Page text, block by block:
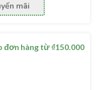
mãi
đơn hàng từ ₫150.000